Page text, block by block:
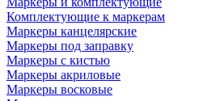
Комплектующие к маркерам
Маркеры канцелярские
Маркеры под заправку
Маркеры с кистью
Маркеры акриловые
Маркеры восковые